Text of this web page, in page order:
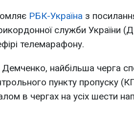
РБК-Україна з
служби України
телемарафону.
найбільша черга
пункту пропуску
в чергах на усіх шести